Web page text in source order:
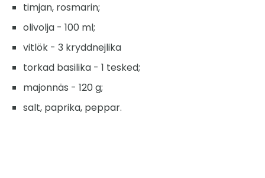
timjan, rosmarin;
olivolja - 100 ml;
vitlök - 3 kryddnejlika
torkad basilika - 1 tesked;
majonnäs - 120 g;
salt, paprika, peppar.